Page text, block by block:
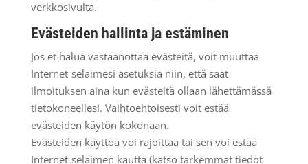
verkkosivulta.
Evästeiden hallinta ja estäminen
Jos et halua vastaanottaa evästeitä, voit muuttaa
Internet-selaimesi asetuksia niin, että saat
ilmoituksen aina kun evästeitä ollaan lähettämässä
tietokoneellesi. Vaihtoehtoisesti voit estää
evästeiden käytön kokonaan.
Evästeiden käyttöä voi rajoittaa tai sen voi estää
Internet-selaimen kautta (katso tarkemmat tiedot